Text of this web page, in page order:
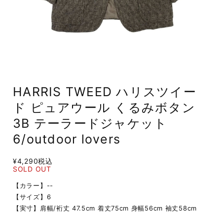
HARRIS TWEED ハリスツイー
ド ピュアウール くるみボタン
3B テーラードジャケット
6/outdoor lovers
¥4,290税込
SOLD OUT
【カラー】--
【サイズ】6
【実寸】肩幅/裄丈 47.5cm 着丈75cm 身幅56cm 袖丈58cm